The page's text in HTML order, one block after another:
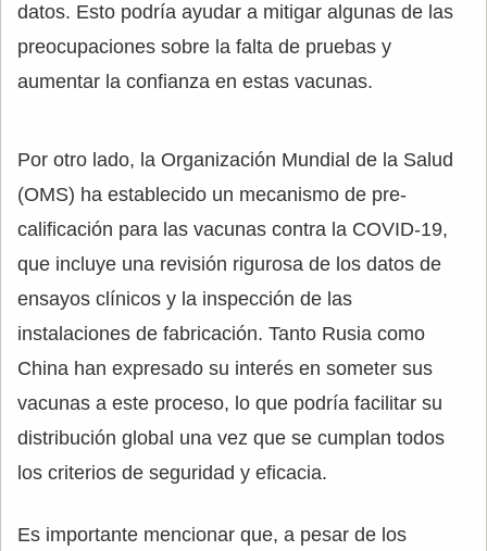
datos. Esto podría ayudar a mitigar algunas de las
preocupaciones sobre la falta de pruebas y
aumentar la confianza en estas vacunas.
Por otro lado, la Organización Mundial de la Salud
(OMS) ha establecido un mecanismo de pre-
calificación para las vacunas contra la COVID-19,
que incluye una revisión rigurosa de los datos de
ensayos clínicos y la inspección de las
instalaciones de fabricación. Tanto Rusia como
China han expresado su interés en someter sus
vacunas a este proceso, lo que podría facilitar su
distribución global una vez que se cumplan todos
los criterios de seguridad y eficacia.
Es importante mencionar que, a pesar de los